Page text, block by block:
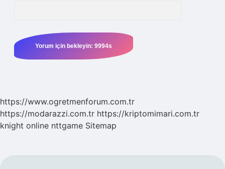
https://www.ogretmenforum.com.tr
https://modarazzi.com.tr https://kriptomimari.com.tr
knight online nttgame Sitemap